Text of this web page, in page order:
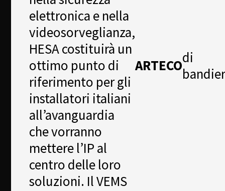
elettronica e nella
videosorveglianza,
HESA costituirà un
ottimo punto di
riferimento per gli
installatori italiani
all’avanguardia
che vorranno
mettere l’IP al
centro delle loro
soluzioni. Il VEMS
ARTECOdi